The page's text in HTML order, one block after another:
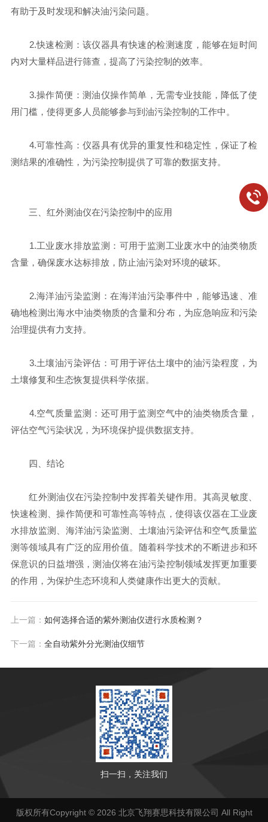
有助于及时发现和解决油污染问题。
2.快速检测：该仪器具有快速的检测速度，能够在短时间
内对大量样品进行筛查，提高了污染控制的效率。
3.操作简便：测油仪操作简单，无需专业技能，降低了使
用门槛，使得更多人员能够参与到油污染控制的工作中。
4.可靠性高：仪器具有优异的重复性和稳定性，保证了检
测结果的准确性，为污染控制提供了可靠的数据支持。
三、红外测油仪在污染控制中的应用
1.工业废水排放监测：可用于监测工业废水中的油类物质
含量，确保废水达标排放，防止油污染对环境的破坏。
2.海洋油污染监测：在海洋油污染事件中，能够迅速、准
确地检测出海水中油类物质的含量和分布，为应急响应和污染
治理提供有力支持。
3.土壤油污染评估：可用于评估土壤中的油污染程度，为
土壤修复和生态恢复提供科学依据。
4.空气质量监测：还可用于监测空气中的油类物质含量，
评估空气污染状况，为环境保护提供数据支持。
四、结论
红外测油仪在污染控制中发挥着关键作用。其高灵敏度、
快速检测、操作简便和可靠性高等特点，使得该仪器在工业废
水排放监测、海洋油污染监测、土壤油污染评估和空气质量监
测等领域具有广泛的应用价值。随着科学技术的不断进步和环
保意识的日益增强，测油仪将在油污染控制领域发挥更加重要
的作用，为保护生态环境和人类健康作出更大的贡献。
上一篇： 如何选择合适的紫外测油仪进行水质检测？
下一篇： 全自动紫外分光测油仪细节
扫一扫，关注我们
版权所有Copyright © 2026 北京飞翔赛思科技有限公司 All Right